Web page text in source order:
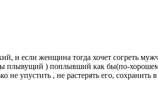
и если женщина тогда хочет согреть
плывущий ) поплывший как бы(по-
упустить , не растерять его, сохранить в